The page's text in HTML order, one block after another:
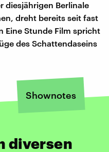
diesjährigen Berlinale
dreht bereits seit fast
Eine Stunde Film spricht
des Schattendaseins
Shownotes
diversen